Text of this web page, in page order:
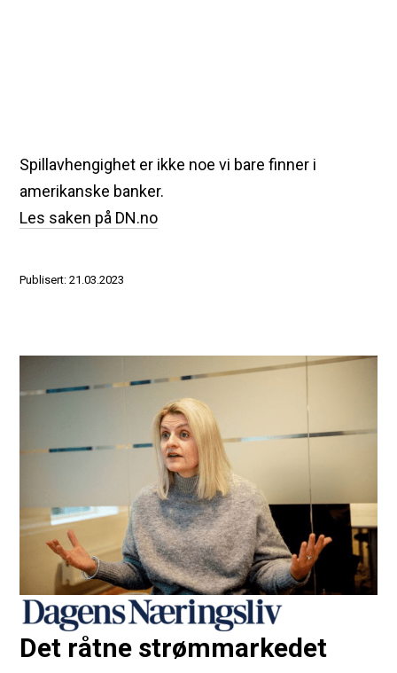
Spillavhengighet er ikke noe vi bare finner i
amerikanske banker.
Les saken på DN.no
Publisert: 21.03.2023
Det råtne strømmarkedet